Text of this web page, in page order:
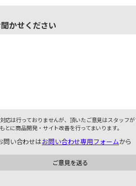
かせください
応は行っておりませんが、頂いたご意見はスタッフ
とに商品開発・サイト改善を行ってまいります。
問い合わせはお問い合わせ専用フォームから